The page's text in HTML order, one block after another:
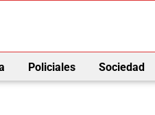
Policiales Sociedad